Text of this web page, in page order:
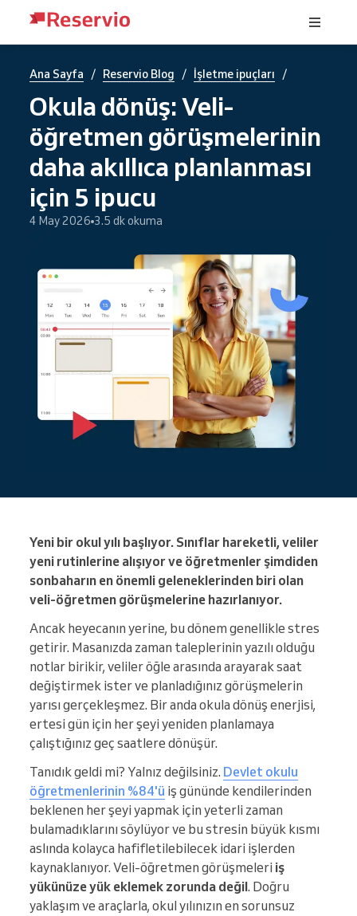
Ana Sayfa / Reservio Blog / İşletme ipuçları /
Okula dönüş: Veli-
öğretmen görüşmelerinin
daha akıllıca planlanması
için 5 ipucu
4 May 2026 3.5 dk okuma
Yeni bir okul yılı başlıyor. Sınıflar hareketli, veliler
yeni rutinlerine alışıyor ve öğretmenler şimdiden
sonbaharın en önemli geleneklerinden biri olan
veli-öğretmen görüşmelerine hazırlanıyor.
Ancak heyecanın yerine, bu dönem genellikle stres
getirir. Masanızda zaman taleplerinin yazılı olduğu
notlar birikir, veliler öğle arasında arayarak saat
değiştirmek ister ve planladığınız görüşmelerin
yarısı gerçekleşmez. Bir anda okula dönüş enerjisi,
ertesi gün için her şeyi yeniden planlamaya
çalıştığınız geç saatlere dönüşür.
Tanıdık geldi mi? Yalnız değilsiniz. Devlet okulu
öğretmenlerinin %84'ü iş gününde kendilerinden
beklenen her şeyi yapmak için yeterli zaman
bulamadıklarını söylüyor ve bu stresin büyük kısmı
aslında kolayca hafifletilebilecek idari işlerden
kaynaklanıyor. Veli-öğretmen görüşmeleri iş
yükünüze yük eklemek zorunda değil. Doğru
yaklaşım ve araçlarla, okul yılınızın en sorunsuz